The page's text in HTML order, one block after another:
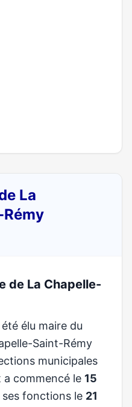
La
de La Chapelle-
été élu maire du
Saint-Rémy
municipales
a commencé le 15
ses fonctions le 21